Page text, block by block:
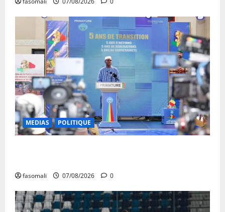
MEDIAS POLITIQUE
fasomali 07/08/2026 0